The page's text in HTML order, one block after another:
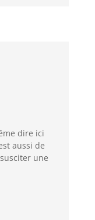
dire ici
aussi de
une